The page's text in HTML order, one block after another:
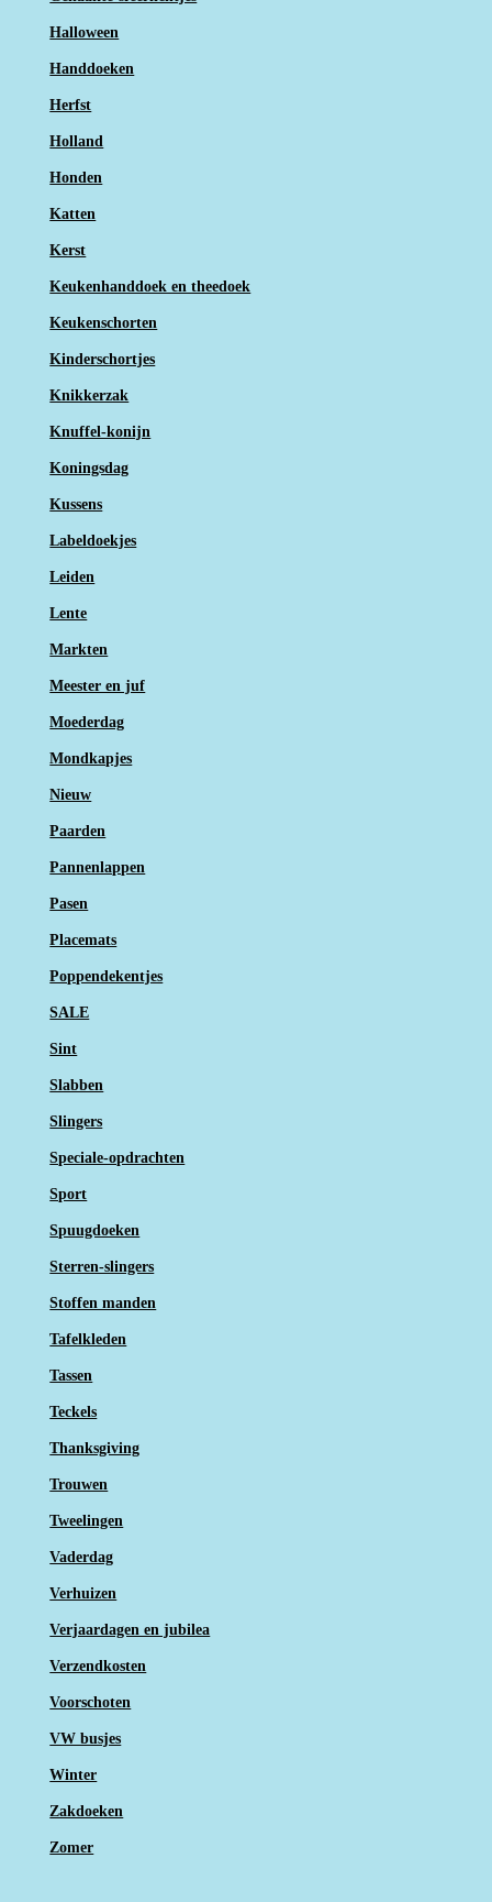
Halloween
Handdoeken
Herfst
Holland
Honden
Katten
Kerst
Keukenhanddoek en theedoek
Keukenschorten
Kinderschortjes
Knikkerzak
Knuffel-konijn
Koningsdag
Kussens
Labeldoekjes
Leiden
Lente
Markten
Meester en juf
Moederdag
Mondkapjes
Nieuw
Paarden
Pannenlappen
Pasen
Placemats
Poppendekentjes
SALE
Sint
Slabben
Slingers
Speciale-opdrachten
Sport
Spuugdoeken
Sterren-slingers
Stoffen manden
Tafelkleden
Tassen
Teckels
Thanksgiving
Trouwen
Tweelingen
Vaderdag
Verhuizen
Verjaardagen en jubilea
Verzendkosten
Voorschoten
VW busjes
Winter
Zakdoeken
Zomer